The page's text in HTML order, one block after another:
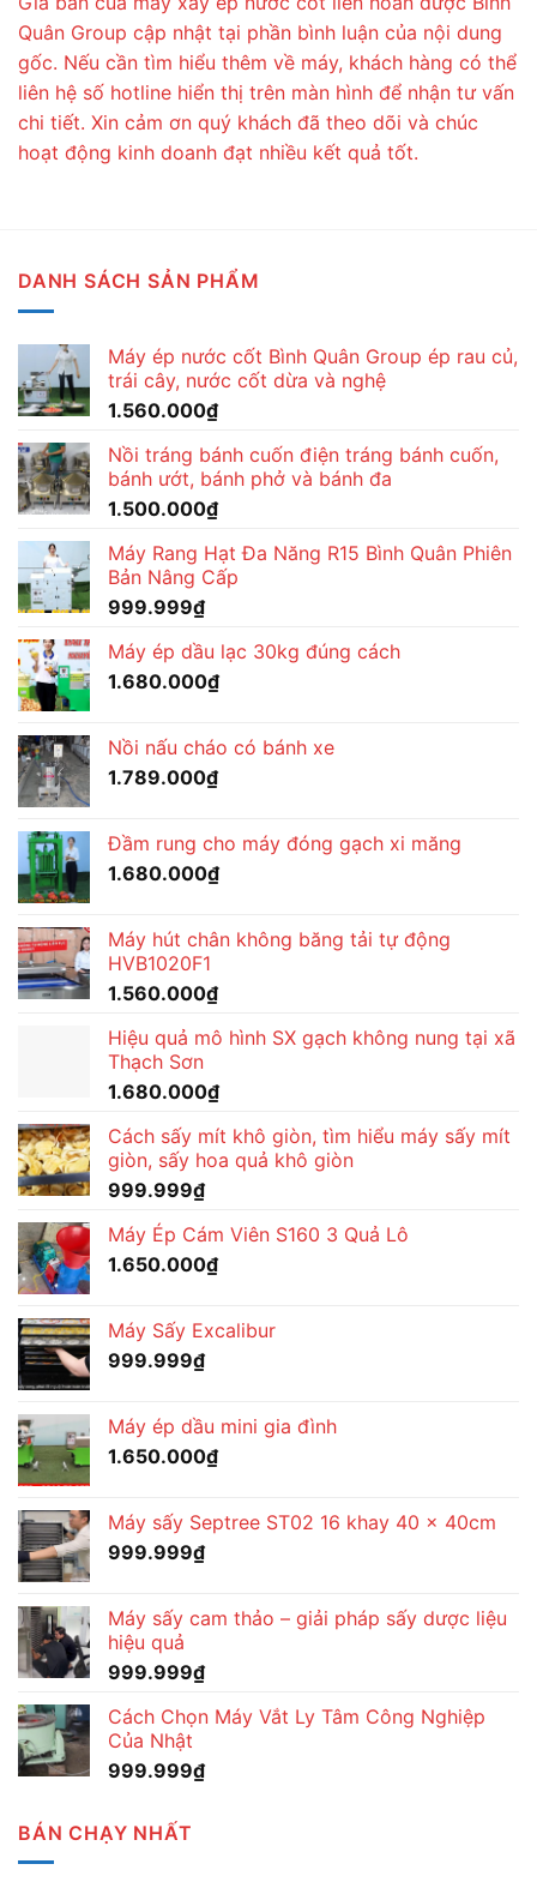
Quân Group cập nhật tại phần bình luận của nội dung
gốc. Nếu cần tìm hiểu thêm về máy, khách hàng có thể
liên hệ số hotline hiển thị trên màn hình để nhận tư vấn
chi tiết. Xin cảm ơn quý khách đã theo dõi và chúc
hoạt động kinh doanh đạt nhiều kết quả tốt.
DANH SÁCH SẢN PHẨM
Máy ép nước cốt Bình Quân Group ép rau củ,
trái cây, nước cốt dừa và nghệ
1.560.000₫
Nồi tráng bánh cuốn điện tráng bánh cuốn,
bánh ướt, bánh phở và bánh đa
1.500.000₫
Máy Rang Hạt Đa Năng R15 Bình Quân Phiên
Bản Nâng Cấp
999.999₫
Máy ép dầu lạc 30kg đúng cách
1.680.000₫
Nồi nấu cháo có bánh xe
1.789.000₫
Đầm rung cho máy đóng gạch xi măng
1.680.000₫
Máy hút chân không băng tải tự động
HVB1020F1
1.560.000₫
Hiệu quả mô hình SX gạch không nung tại xã
Thạch Sơn
1.680.000₫
Cách sấy mít khô giòn, tìm hiểu máy sấy mít
giòn, sấy hoa quả khô giòn
999.999₫
Máy Ép Cám Viên S160 3 Quả Lô
1.650.000₫
Máy Sấy Excalibur
999.999₫
Máy ép dầu mini gia đình
1.650.000₫
Máy sấy Septree ST02 16 khay 40 x 40cm
999.999₫
Máy sấy cam thảo – giải pháp sấy dược liệu
hiệu quả
999.999₫
Cách Chọn Máy Vắt Ly Tâm Công Nghiệp
Của Nhật
999.999₫
BÁN CHẠY NHẤT